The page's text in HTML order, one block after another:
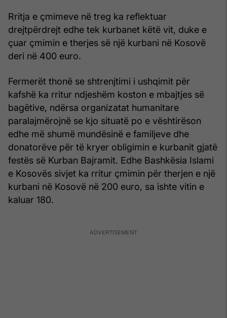
Rritja e çmimeve në treg ka reflektuar
drejtpërdrejt edhe tek kurbanet këtë vit, duke e
çuar çmimin e therjes së një kurbani në Kosovë
deri në 400 euro.
Fermerët thonë se shtrenjtimi i ushqimit për
kafshë ka rritur ndjeshëm koston e mbajtjes së
bagëtive, ndërsa organizatat humanitare
paralajmërojnë se kjo situatë po e vështirëson
edhe më shumë mundësinë e familjeve dhe
donatorëve për të kryer obligimin e kurbanit gjatë
festës së Kurban Bajramit. Edhe Bashkësia Islami
e Kosovës sivjet ka rritur çmimin për therjen e një
kurbani në Kosovë në 200 euro, sa ishte vitin e
kaluar 180.